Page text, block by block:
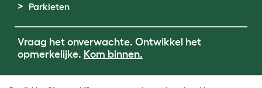
Parkieten
Vraag het onverwachte. Ontwikkel het
opmerkelijke. Kom binnen.